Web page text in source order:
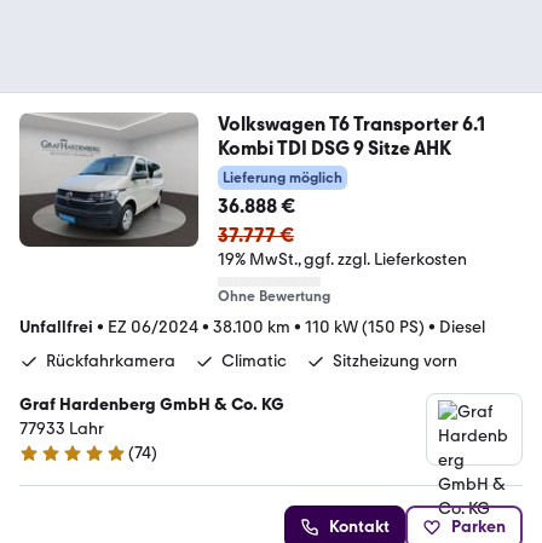
Volkswagen T6 Transporter 6.1
Kombi TDI DSG 9 Sitze AHK
Lieferung möglich
36.888 €
37.777 €
19% MwSt. ggf. zzgl. Lieferkosten
Ohne Bewertung
Unfallfrei • EZ 06/2024• 38.100 km • 110 kW (150 PS) • Diesel
Rückfahrkamera
Climatic Sitzheizung vorn
Graf Hardenberg GmbH & Co. KG
77933 Lahr
4.9 Sterne
(74)
Kontakt Parken